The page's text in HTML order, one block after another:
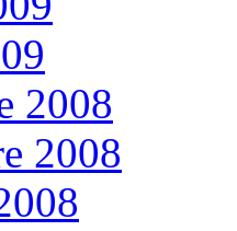
2008
2008